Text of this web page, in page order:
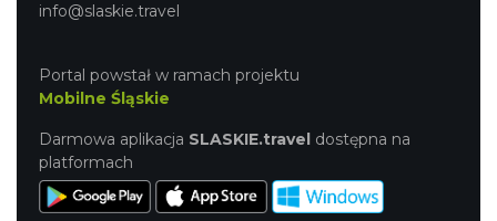
info@slaskie.travel
Portal powstał w ramach projektu
Mobilne Śląskie
Darmowa aplikacja SLASKIE.travel dostępna na
platformach